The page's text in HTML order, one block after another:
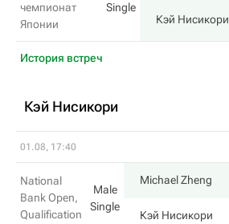
чемпионат
Японии
Single
Кэй Нисикори
История встреч
Кэй Нисикори
01.08, 17:40
National
Bank Open,
Qualification
Male
Single
Michael Zheng
Кэй Нисикори